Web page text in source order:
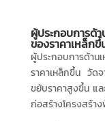
ผู้ประกอบการด้
ของราคาเหล็กขึ้
ผู้ประกอบการด้าน
ราคาเหล็กขึ้น วัดจ
ขยับราคาสูงขึ้น แ
ก่อสร้างโครงสร้า